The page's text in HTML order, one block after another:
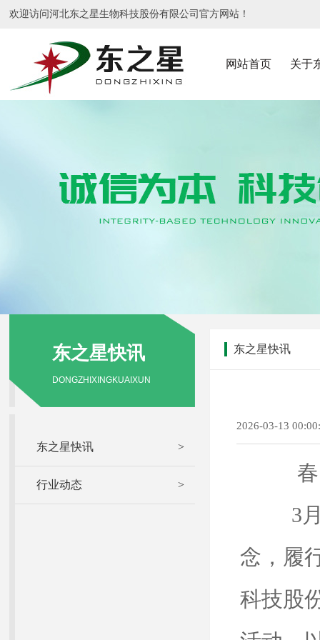
欢迎访问河北东之星生物科技股份有限公司官方网站！
网站首页 关于
东之星快讯
DONGZHIXINGKUAIXUN
东之星快讯 >
行业动态 >
东之星快讯
2026-03-13
3月
念，履
科技股